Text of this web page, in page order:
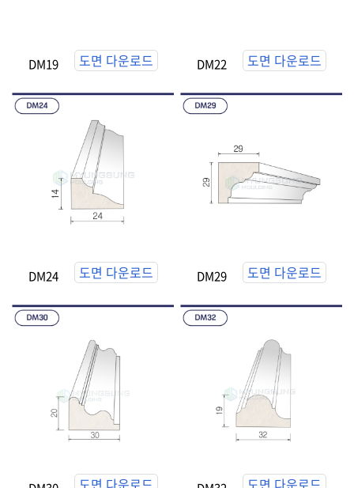
DM19 도면 다운로드 DM22 도면 다운로드
DM24 도면 다운로드 DM29 도면 다운로드
도면 다운로드 도면 다운로드